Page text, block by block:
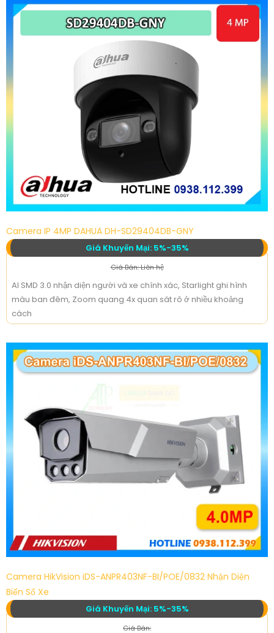
Camera IP 4MP DAHUA DH-SD29404DB-GNY
Giá Khuyến Mại: 5%-35%
Giá Bán: Liên hệ
AI SMD 3.0 nhận diện người và xe chính xác, Starlight ghi hình
màu ban đêm, Zoom quang 4x quan sát rõ ở nhiều khoảng
cách
Camera HikVision iDS-ANPR403NF-BI/POE/0832 Nhận Diện
Biển Số Xe
Giá Khuyến Mại: 5%-35%
Giá Bán: